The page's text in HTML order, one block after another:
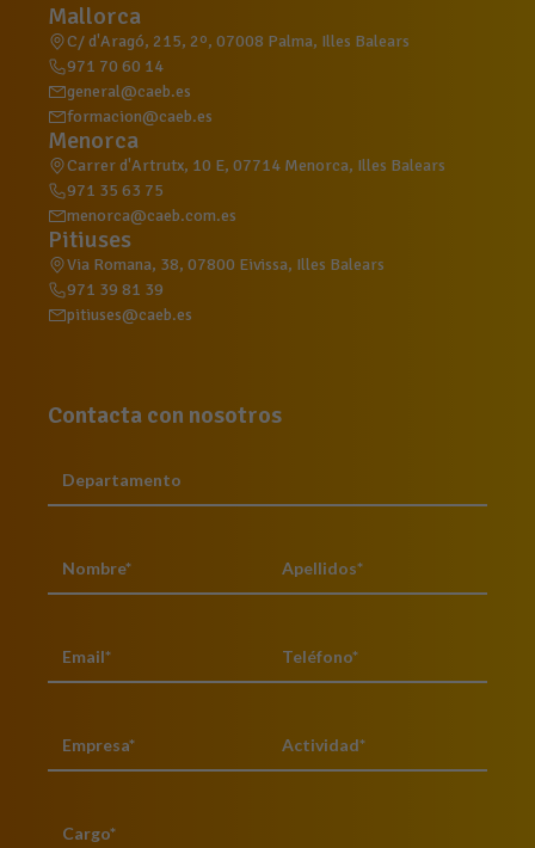
Mallorca
C/ d'Aragó, 215, 2º, 07008 Palma, Illes Balears
971 70 60 14
general@caeb.es
formacion@caeb.es
Menorca
Carrer d'Artrutx, 10 E, 07714 Menorca, Illes Balears
971 35 63 75
menorca@caeb.com.es
Pitiuses
Via Romana, 38, 07800 Eivissa, Illes Balears
971 39 81 39
pitiuses@caeb.es
Contacta con nosotros